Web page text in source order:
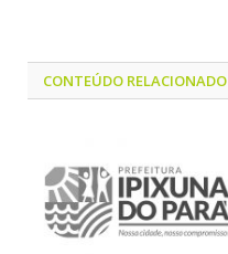
CONTEÚDO RELACIONADO